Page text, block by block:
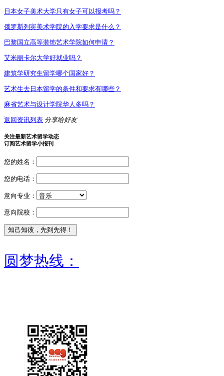
日本女子美术大学只有女子可以报考吗？
俄罗斯列宾美术学院的入学要求是什么？
巴黎国立高等装饰艺术学院如何申请？
艾米丽卡尔大学好就业吗？
建筑学研究生留学哪个国家好？
艺术生去日本留学的条件和要求有哪些？
麻省艺术与设计学院华人多吗？
返回资讯列表 分享给好友
关注最新艺术留学动态
订阅艺术留学小报刊
您的姓名：
您的电话：
意向专业：
意向院校：
圆梦热线：